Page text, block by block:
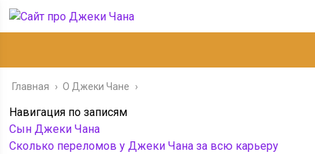
Главная › О Джеки Чане ›
Навигация по записям
Сын Джеки Чана
Сколько переломов у Джеки Чана за всю карьеру